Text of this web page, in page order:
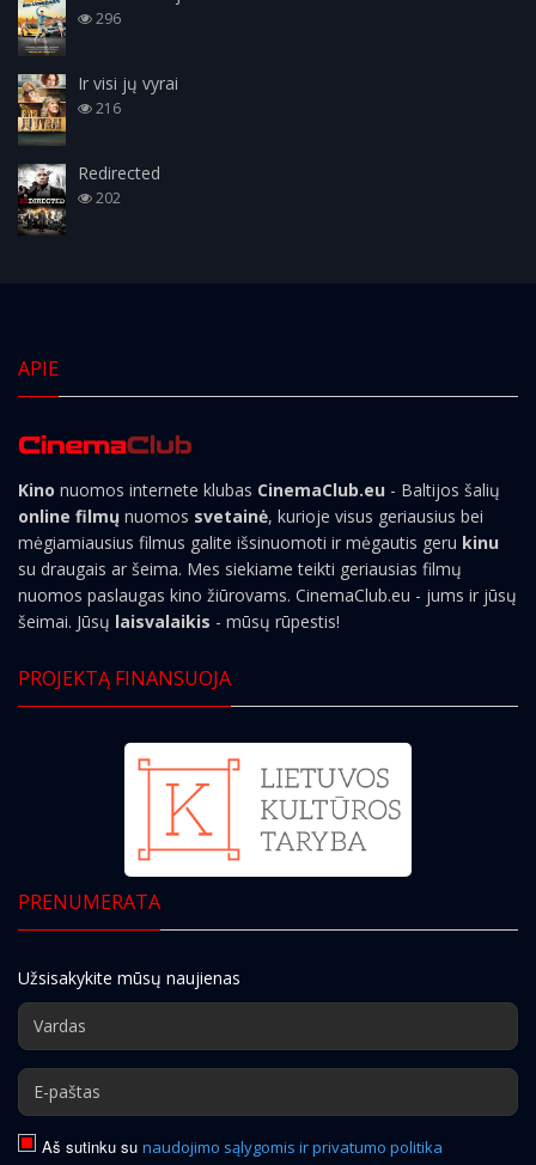
296
Ir visi jų vyrai
216
Redirected
202
APIE
Kino nuomos internete klubas CinemaClub.eu - Baltijos šalių
online filmų nuomos svetainė, kurioje visus geriausius bei
mėgiamiausius filmus galite išsinuomoti ir mėgautis geru kinu
su draugais ar šeima. Mes siekiame teikti geriausias filmų
nuomos paslaugas kino žiūrovams. CinemaClub.eu - jums ir jūsų
šeimai. Jūsų laisvalaikis - mūsų rūpestis!
PROJEKTĄ FINANSUOJA
PRENUMERATA
Užsisakykite mūsų naujienas
Aš sutinku su naudojimo sąlygomis ir privatumo politika